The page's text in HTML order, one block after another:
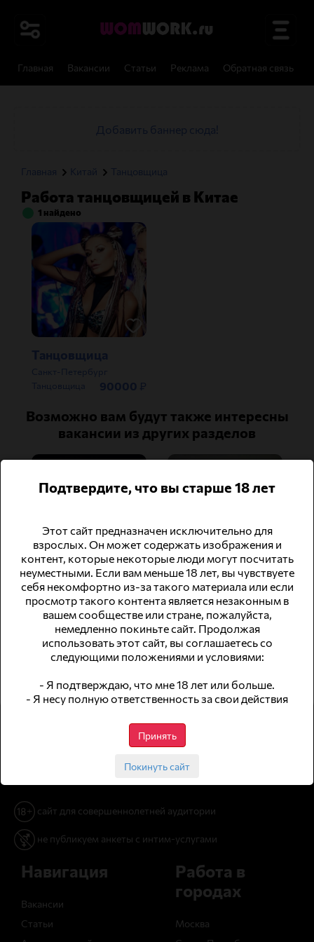
Главная Вакансии Статьи Реклама Обратная связь
Добавить баннер сюда!
Главная Китай Танцовщица
Работа танцовщицей в Китае
1 найдено
90000 ₽
Танцовщица
Санкт-Петербург
Танцовщица
Возможно вам будут также интересны
вакансии из других разделов
2000000₽
Тур в Гонконг
Китай
Эскорт
1000000
Девушки предлагают услуги на дому и аренду квартир в крупных городах Китая!
Китай
Эскорт
сайт для совершеннолетней аудитории
не публикуем анкеты с интим-услугами
Навигация
Вакансии
Статьи
Работа в
городах
Москва
Подтвердите, что вы старше 18 лет
Этот сайт предназначен исключительно для
взрослых. Он может содержать изображения и
контент, которые некоторые люди могут посчитать
неуместными. Если вам меньше 18 лет, вы чувствуете
себя некомфортно из-за такого материала или если
просмотр такого контента является незаконным в
вашем сообществе или стране, пожалуйста,
немедленно покиньте сайт. Продолжая
использовать этот сайт, вы соглашаетесь со
следующими положениями и условиями:
- Я подтверждаю, что мне 18 лет или больше.
- Я несу полную ответственность за свои действия
Принять
Покинуть сайт